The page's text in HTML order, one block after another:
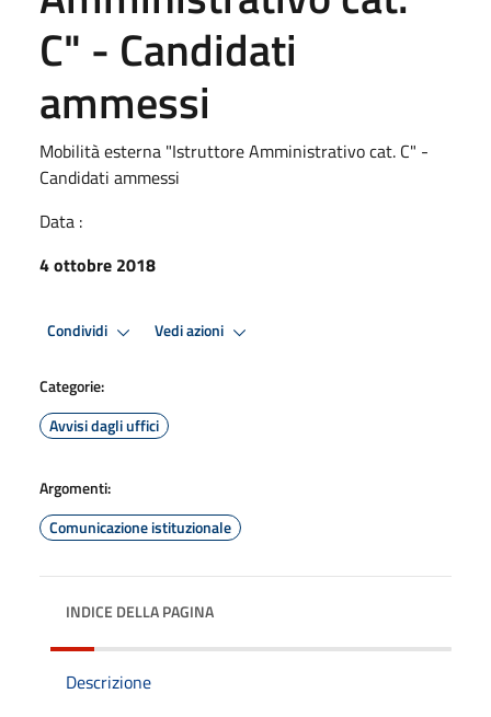
C" - Candidati
ammessi
Mobilità esterna "Istruttore Amministrativo cat. C" -
Candidati ammessi
Data :
4 ottobre 2018
Condividi Vedi azioni
Categorie:
Avvisi dagli uffici
Argomenti:
Comunicazione istituzionale
INDICE DELLA PAGINA
Descrizione